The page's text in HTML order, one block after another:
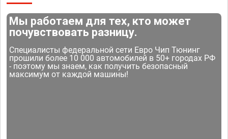
Мы работаем для тех, кто может
почувствовать разницу.
Специалисты федеральной сети Евро Чип Тюнинг
прошили более 10 000 автомобилей в 50+ городах РФ
- поэтому мы знаем, как получить безопасный
максимум от каждой машины!